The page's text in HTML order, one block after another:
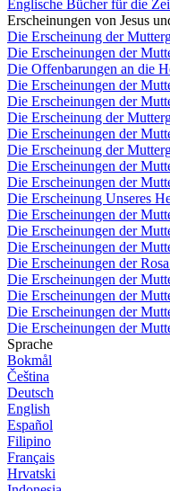
Englische Bücher für die
Erscheinungen von Jesus
Die Erscheinung der
Die Erscheinungen der
Die Offenbarungen an die
Die Erscheinungen der
Die Erscheinungen der
Die Erscheinung der
Die Erscheinungen der
Die Erscheinung der
Die Erscheinungen der
Die Erscheinungen der
Die Erscheinung Unseres
Die Erscheinungen der
Die Erscheinungen der
Die Erscheinungen der
Die Erscheinungen der
Die Erscheinungen der
Die Erscheinungen der
Die Erscheinungen der
Die Erscheinungen der
Sprache
Bokmål
Čeština
Deutsch
English
Español
Filipino
Français
Hrvatski